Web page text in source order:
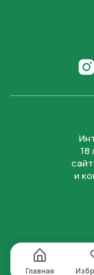
18
и
Главная
Нажимая на
согласие на
соглашаетесь с